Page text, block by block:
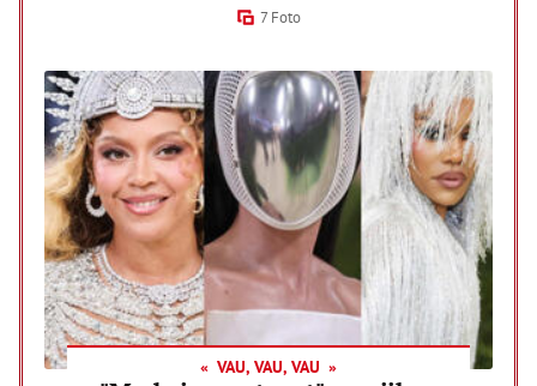
7 Foto
VAU, VAU, VAU